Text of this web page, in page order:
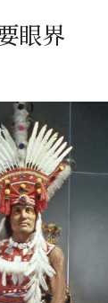
眼界